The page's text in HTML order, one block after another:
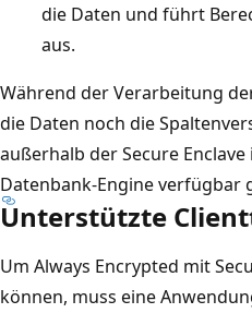
die Daten und führt
aus.
Während der Verarbeitung
die Daten noch die
außerhalb der Secure
Datenbank-Engine verfügbar
Unterstützte
Um Always Encrypted mit
können, muss eine